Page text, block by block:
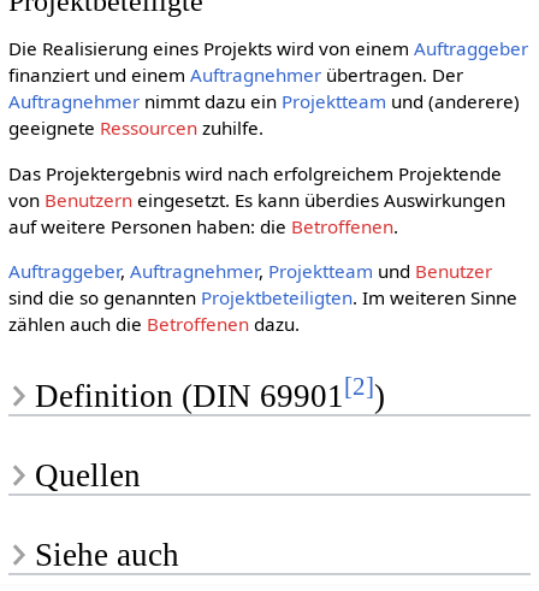
Die Realisierung eines Projekts wird von einem Auftraggeber
finanziert und einem Auftragnehmerübertragen. Der
Auftragnehmernimmt dazu ein Projektteam und (anderere)
geeignete Ressourcenzuhilfe.
Das Projektergebnis wird nach erfolgreichem Projektende
von Benutzerneingesetzt. Es kann überdies Auswirkungen
auf weitere Personen haben: die Betroffenen.
Auftraggeber, Auftragnehmer, Projektteam und Benutzer
sind die so genannten Projektbeteiligten. Im weiteren Sinne
zählen auch die Betroffenendazu.
Definition (DIN 69901 [2])
Quellen
Siehe auch